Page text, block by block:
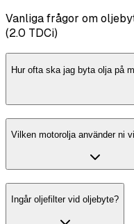
Vanliga frågor om
(2.0 TDCi)
Hur ofta ska jag byta olja på
Vilken motorolja använder ni
Ingår oljefilter vid oljebyte?